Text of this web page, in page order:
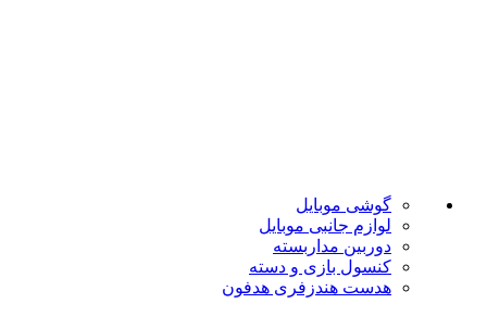
گوشی موبایل
لوازم جانبی موبایل
دوربین مداربسته
کنسول بازی و دسته
هدست هندزفری هدفون